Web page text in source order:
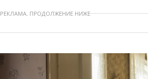
РЕКЛАМА. ПРОДОЛЖЕНИЕ НИЖЕ